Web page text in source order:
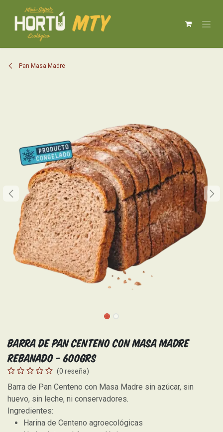
Pan Masa Madre
Barra de Pan Centeno con Masa Madre
Rebanado - 600grs
(0 reseña)
Barra de Pan Centeno con Masa Madre sin azúcar, sin
huevo, sin leche, ni conservadores.
Ingredientes:
Harina de Centeno agroecológicas